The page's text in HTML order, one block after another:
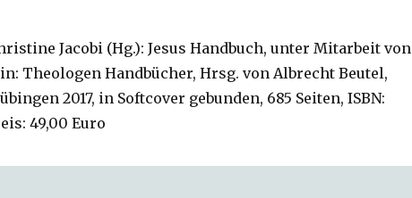
Jacobi (Hg.): Jesus Handbuch, unter Mitarbeit von
Theologen Handbücher, Hrsg. von Albrecht Beutel,
2017, in Softcover gebunden, 685 Seiten, ISBN:
49,00 Euro